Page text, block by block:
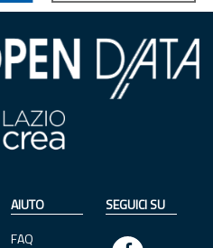
AIUTO
FAQ
SEGUICI SU